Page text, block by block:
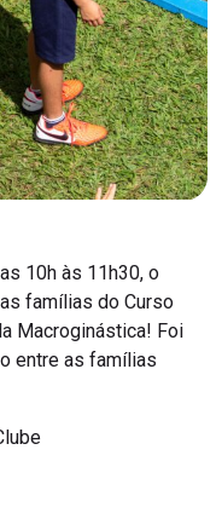
10h às 11h30, o
famílias do Curso
Macroginástica! Foi
entre as famílias